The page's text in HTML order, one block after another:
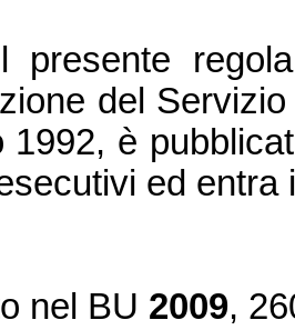
presente
del
1992, è
ed entra
o nel BU 2009,